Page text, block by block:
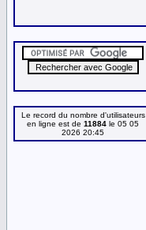
Le record du nombre d'utilisateurs
en ligne est de 11884 le 05 05
2026 20:45